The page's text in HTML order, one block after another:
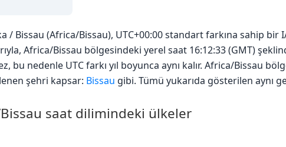
/ Bissau (Africa/Bissau), UTC+00:00 standart farkına sahip bir
Africa/Bissau bölgesindeki yerel saat 16:12:33 (GMT)
bu nedenle UTC farkı yıl boyunca aynı kalır. Africa/Bissau
şehri kapsar: Bissau gibi. Tümü yukarıda gösterilen aynı
saat dilimindeki ülkeler